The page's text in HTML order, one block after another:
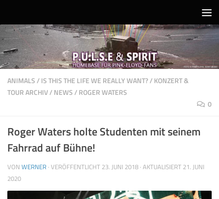
ANIMALS/IS THIS THE LIFE WE REALLY WANT?/KONZERT &
TOUR ARCHIV/NEWS/ROGER WATERS
0
Roger Waters holte Studenten mit seinem
Fahrrad auf Bühne!
VON WERNER · VERÖFFENTLICHT 23. JUNI 2018 · AKTUALISIERT 21. JUNI
2020